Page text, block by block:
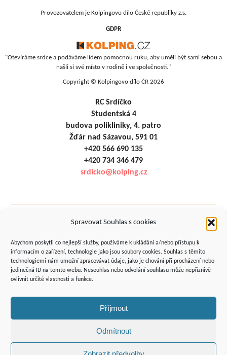
Spravovat Souhlas s cookies
Abychom poskytli co nejlepší služby, používáme k ukládání a/nebo přístupu k
informacím o zařízení, technologie jako jsou soubory cookies. Souhlas s těmito
technologiemi nám umožní zpracovávat údaje, jako je chování při procházení nebo
jedinečná ID na tomto webu. Nesouhlas nebo odvolání souhlasu může nepříznivě
ovlivnit určité vlastnosti a funkce.
Příjmout
Odmítnout
Provozovatelem je Kolpingovo dílo České republiky z.s.
GDPR
"Otevíráme srdce a podáváme lidem pomocnou ruku, aby uměli být sami sebou a
našli si své místo v rodině i ve společnosti."
Copyright © Kolpingovo dílo ČR 2026
RC Srdíčko
Studentská 4
budova polikliniky, 4. patro
Žďár nad Sázavou, 591 01
+420 566 690 135
+420 734 346 479
srdicko@kolping.cz
nás: